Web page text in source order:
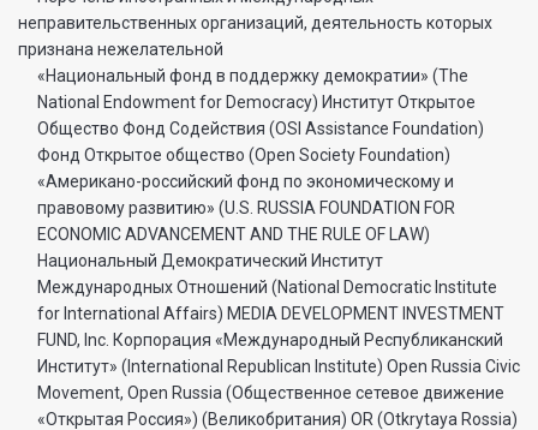
неправительственных организаций, деятельность которых
признана нежелательной
«Национальный фонд в поддержку демократии» (The
National Endowment for Democracy) Институт Открытое
Общество Фонд Содействия (OSI Assistance Foundation)
Фонд Открытое общество (Open Society Foundation)
«Американо-российский фонд по экономическому и
правовому развитию» (U.S. RUSSIA FOUNDATION FOR
ECONOMIC ADVANCEMENT AND THE RULE OF LAW)
Национальный Демократический Институт
Международных Отношений (National Democratic Institute
for International Affairs) MEDIA DEVELOPMENT INVESTMENT
FUND, Inc. Корпорация «Международный Республиканский
Институт» (International Republican Institute) Open Russia Civic
Movement, Open Russia (Общественное сетевое движение
«Открытая Россия») (Великобритания) OR (Otkrytaya Rossia)